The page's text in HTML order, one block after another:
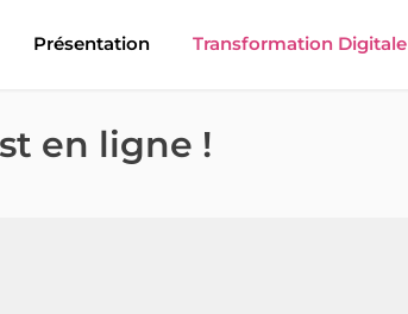
Présentation Transformation Digitale
en ligne !